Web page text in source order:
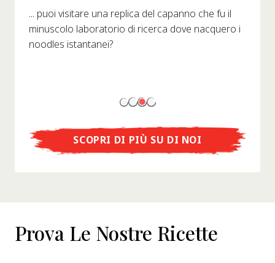
... puoi visitare una replica del capanno che fu il
minuscolo laboratorio di ricerca dove nacquero i
noodles istantanei?
SCOPRI DI PIÙ SU DI NOI
Prova Le Nostre Ricette